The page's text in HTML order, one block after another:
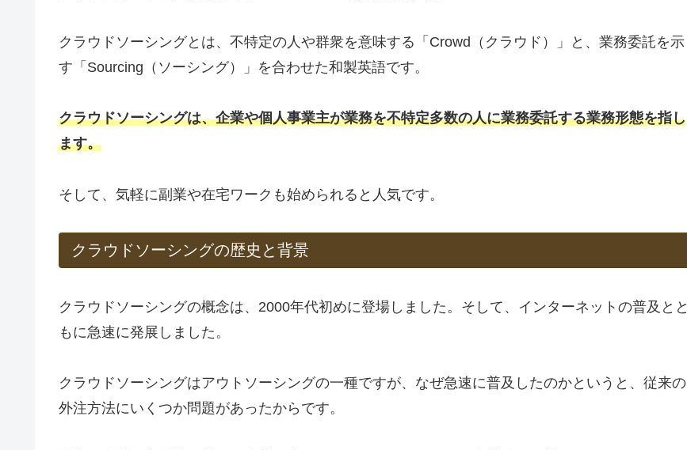
クラウドソーシングとは、不特定の人や群衆を意味する「Crowd（クラウド）」と、業務委託を示
す「Sourcing（ソーシング）」を合わせた和製英語です。
クラウドソーシングは、企業や個人事業主が業務を不特定多数の人に業務委託する業務形態を指し
ます。
そして、気軽に副業や在宅ワークも始められると人気です。
クラウドソーシングの歴史と背景
クラウドソーシングの概念は、2000年代初めに登場しました。そして、インターネットの普及とと
もに急速に発展しました。
クラウドソーシングはアウトソーシングの一種ですが、なぜ急速に普及したのかというと、従来の
外注方法にいくつか問題があったからです。